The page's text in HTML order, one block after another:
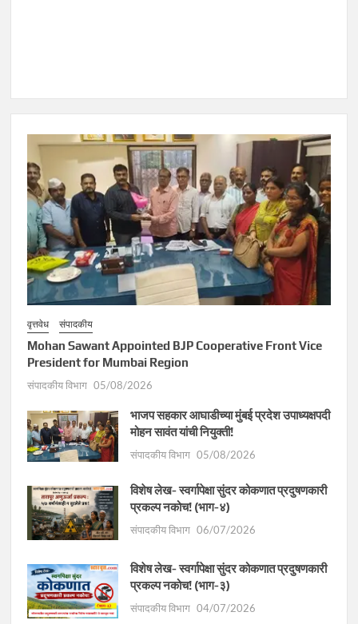
वृत्तवेध संपादकीय
Mohan Sawant Appointed BJP Cooperative Front Vice
President for Mumbai Region
संपादकीय विभाग 05/08/2026
भाजप सहकार आघाडीच्या मुंबई प्रदेश उपाध्यक्षपदी
मोहन सावंत यांची नियुक्ती!
संपादकीय विभाग 05/08/2026
विशेष लेख- स्वर्गापेक्षा सुंदर कोकणात प्रदुषणकारी
प्रकल्प नकोच! (भाग-४)
संपादकीय विभाग 06/07/2026
विशेष लेख- स्वर्गापेक्षा सुंदर कोकणात प्रदुषणकारी
प्रकल्प नकोच! (भाग-३)
संपादकीय विभाग 04/07/2026